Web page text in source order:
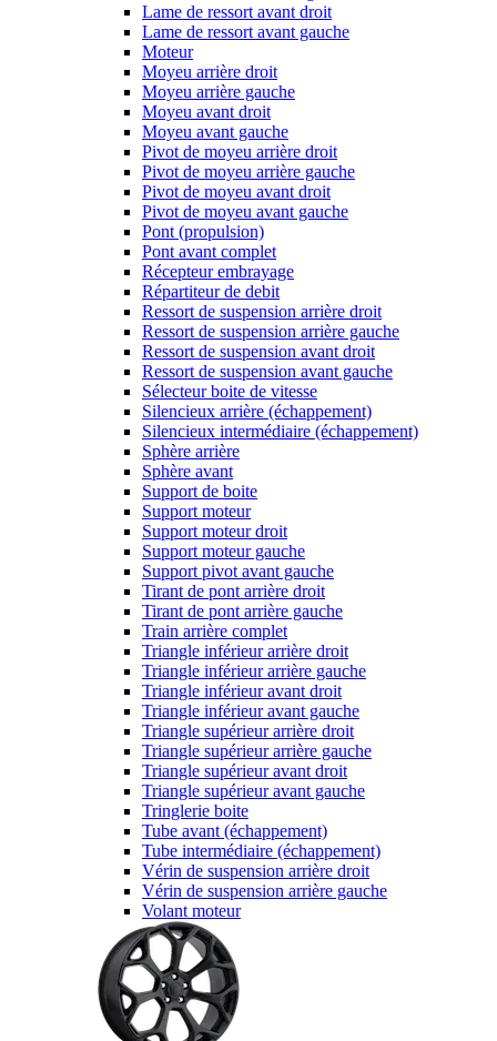
Lame de ressort avant droit
Lame de ressort avant gauche
Moteur
Moyeu arrière droit
Moyeu arrière gauche
Moyeu avant droit
Moyeu avant gauche
Pivot de moyeu arrière droit
Pivot de moyeu arrière gauche
Pivot de moyeu avant droit
Pivot de moyeu avant gauche
Pont (propulsion)
Pont avant complet
Récepteur embrayage
Répartiteur de debit
Ressort de suspension arrière droit
Ressort de suspension arrière gauche
Ressort de suspension avant droit
Ressort de suspension avant gauche
Sélecteur boite de vitesse
Silencieux arrière (échappement)
Silencieux intermédiaire (échappement)
Sphère arrière
Sphère avant
Support de boite
Support moteur
Support moteur droit
Support moteur gauche
Support pivot avant gauche
Tirant de pont arrière droit
Tirant de pont arrière gauche
Train arrière complet
Triangle inférieur arrière droit
Triangle inférieur arrière gauche
Triangle inférieur avant droit
Triangle inférieur avant gauche
Triangle supérieur arrière droit
Triangle supérieur arrière gauche
Triangle supérieur avant droit
Triangle supérieur avant gauche
Tringlerie boite
Tube avant (échappement)
Tube intermédiaire (échappement)
Vérin de suspension arrière droit
Vérin de suspension arrière gauche
Volant moteur